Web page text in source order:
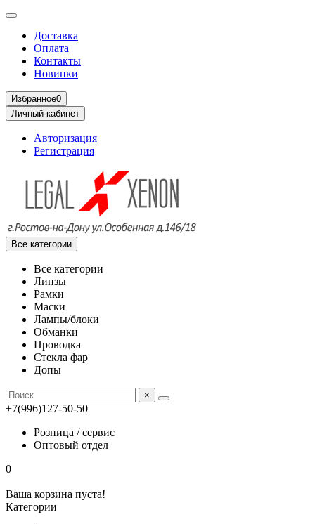
Доставка
Оплата
Контакты
Новинки
Избранное0
Личный кабинет
Авторизация
Регистрация
Все категории
Все категории
Линзы
Рамки
Маски
Лампы/блоки
Обманки
Проводка
Стекла фар
Допы
×
+7(996)127-50-50
Розница / сервис
Оптовый отдел
0
Ваша корзина пуста!
Категории